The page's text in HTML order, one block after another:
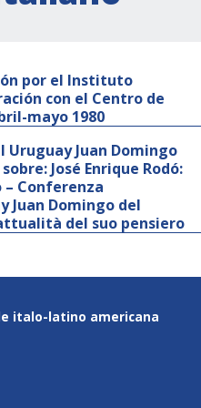
por el Instituto
con el Centro de
mayo 1980
Juan Domingo
José Enrique Rodó:
Conferenza
Juan Domingo del
del suo pensiero
italo-latino americana